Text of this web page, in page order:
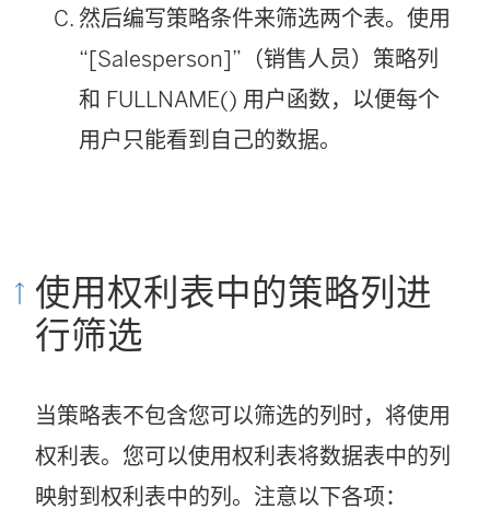
然后编写策略条件来筛选两个表。使用
“[Salesperson]”（销售人员）策略列
和 FULLNAME() 用户函数，以便每个
用户只能看到自己的数据。
使用权利表中的策略列进
行筛选
当策略表不包含您可以筛选的列时，将使用
权利表。您可以使用权利表将数据表中的列
映射到权利表中的列。注意以下各项：